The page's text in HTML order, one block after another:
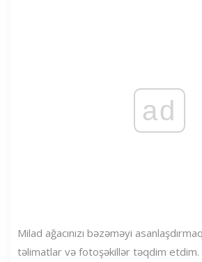
ad
Milad ağacınızı bəzəməyi
təlimatlar və fotoşəkillər təqdim etdim.